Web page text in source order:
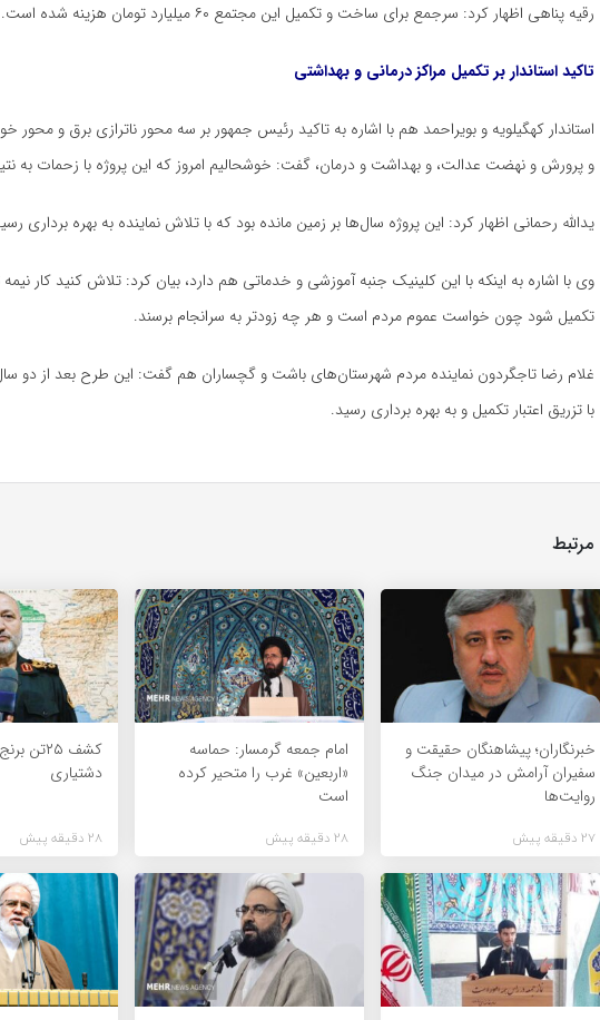
رقیه پناهی اظهار کرد: سرجمع برای ساخت و تکمیل این مجتمع ۶۰ میلیارد تومان هزینه شده است.
تاکید استاندار بر تکمیل مراکز درمانی و بهداشتی
استاندار کهگیلویه و بویراحمد هم با اشاره به تاکید رئیس جمهور بر سه محور ناترازی برق و محور
و پرورش و نهضت عدالت، و بهداشت و درمان، گفت: خوشحالیم امروز که این پروژه با زحمات به
یدالله رحمانی اظهار کرد: این پروژه سال‌ها بر زمین مانده بود که با تلاش نماینده به بهره برداری
وی با اشاره به اینکه با این کلینیک جنبه آموزشی و خدماتی هم دارد، بیان کرد: تلاش کنید کار نیمه
تکمیل شود چون خواست عموم مردم است و هر چه زودتر به سرانجام برسند.
غلام رضا تاجگردون نماینده مردم شهرستان‌های باشت و گچساران هم گفت: این طرح بعد از دو
با تزریق اعتبار تکمیل و به بهره برداری رسید.
مرتبط
خبرنگاران؛ پیشاهنگان حقیقت و
سفیران آرامش در میدان جنگ
روایت‌ها
27 دقیقه پیش
امام جمعه گرمسار: حماسه
«اربعین» غرب را متحیر کرده
است
28 دقیقه پیش
کشف ۲۵تن
دشتیاری
28 دقیقه پیش